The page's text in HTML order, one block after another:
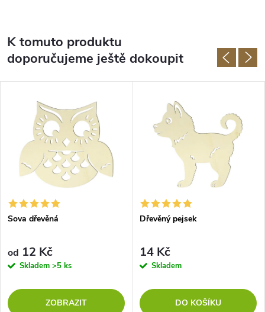
K tomuto produktu
doporučujeme ještě dokoupit
Sova dřevěná
od 12 Kč
Skladem >5 ks
ZOBRAZIT
Dřevěný pejsek
14 Kč
Skladem
DO KOŠÍKU